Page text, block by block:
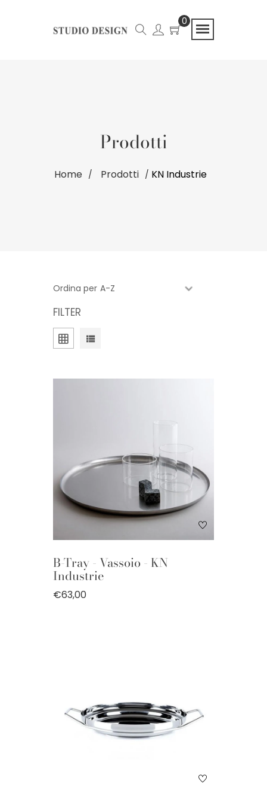
0
Prodotti
Home Prodotti KN Industrie
Ordina per
FILTER
B-Tray - Vassoio - KN
Industrie
€63,00